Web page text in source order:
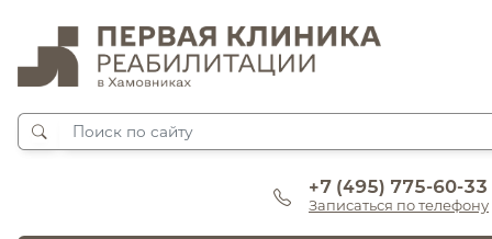
+7 (495) 775-60-33
Записаться по телефону